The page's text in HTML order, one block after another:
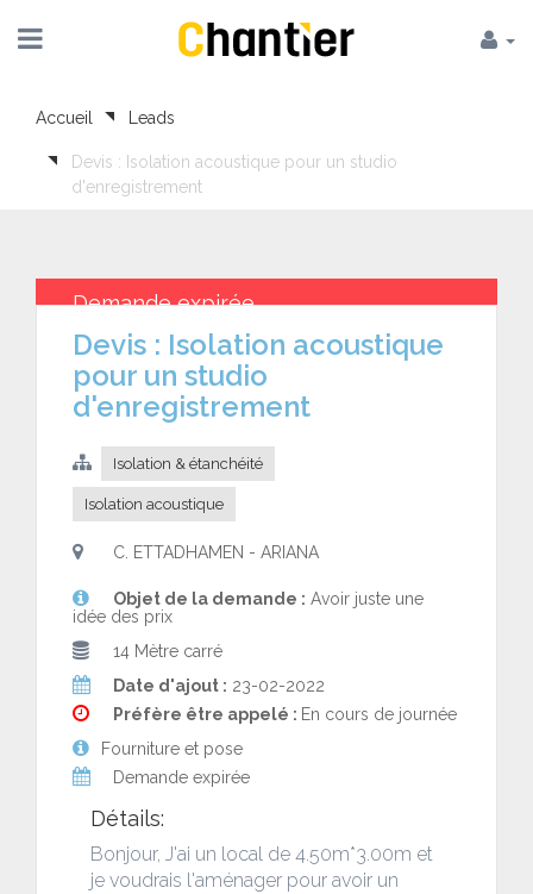
Accueil Leads
Devis : Isolation acoustique pour un studio
d'enregistrement
Demande expirée
Devis : Isolation acoustique
pour un studio
d'enregistrement
Isolation & étanchéité
Isolation acoustique
C. ETTADHAMEN - ARIANA
Objet de la demande : Avoir juste une
idée des prix
14 Mètre carré
Date d'ajout : 23-02-2022
Préfère être appelé : En cours de journée
Fourniture et pose
Demande expirée
Détails:
Bonjour, J'ai un local de 4.50m*3.00m et
je voudrais l'aménager pour avoir un